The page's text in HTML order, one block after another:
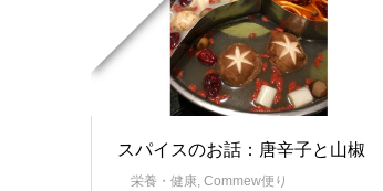
スパイスのお話：唐辛子と山椒
栄養・健康, Commew便り